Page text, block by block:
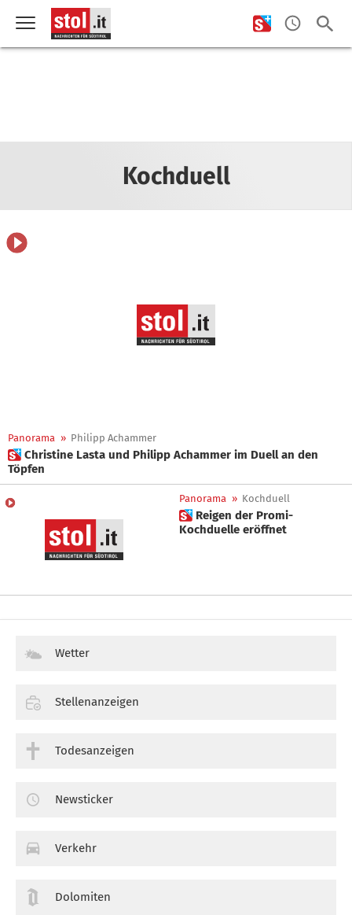
Kochduell
Panorama » Philipp Achammer
 Christine Lasta und Philipp Achammer im Duell an den
Töpfen
Panorama » Kochduell
 Reigen der Promi-
Kochduelle eröffnet
Wetter
Stellenanzeigen
Todesanzeigen
Newsticker
Verkehr
Dolomiten